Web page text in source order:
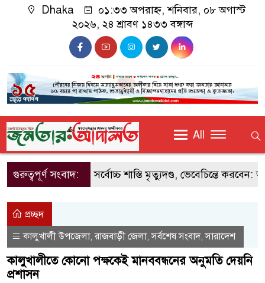
Dhaka
০১:৩৩ অপরাহ্ন, শনিবার, ০৮ অগাস্ট
২০২৬, ২৪ শ্রাবণ ১৪৩৩ বঙ্গাব্দ
All
গুরুত্বপূর্ণ সংবাদ:
মজুতদারির সর্বোচ্চ শাস্তি মৃত্যুদণ্ড, ভেবেচিন্তে করবেন:
প্রচ্ছদ
কালুখালী উপজেলা,রাজবাড়ী জেলা,সর্বশেষ সংবাদ,সারাদেশ
কালুখালীতে কোনো পক্ষকেই মানববন্ধনের অনুমতি দেয়নি
প্রশাসন